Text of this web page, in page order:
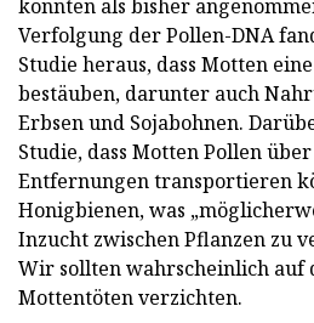
könnten als bisher
Verfolgung der Pollen-DNA
Studie heraus, dass Motten
bestäuben, darunter auch
Erbsen und Sojabohnen.
Studie, dass Motten Pollen
Entfernungen transportieren
Honigbienen, was
Inzucht zwischen Pflanzen zu
Wir sollten wahrscheinlich auf
Mottentöten verzichten.